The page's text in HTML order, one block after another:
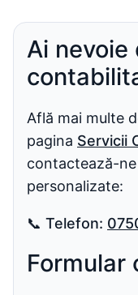
Ai nevoie
Află mai multe
pagina Servicii
contactează-
personalizate:
📞 Telefon:
Formular